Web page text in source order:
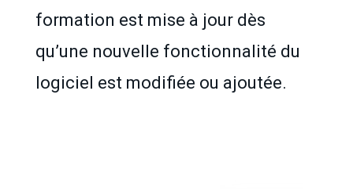
formation est mise à jour dès
qu’une nouvelle fonctionnalité du
logiciel est modifiée ou ajoutée.